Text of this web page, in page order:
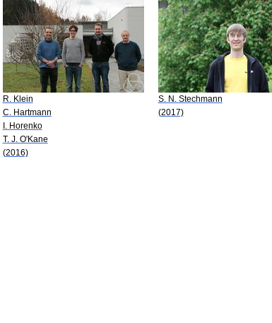
R. Klein
C. Hartmann
I. Horenko
T. J. O'Kane
(2016)
S. N. Stechmann
(2017)